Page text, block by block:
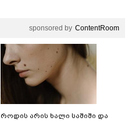
sponsored by ContentRoom
როდის არის ხალი საშიში და